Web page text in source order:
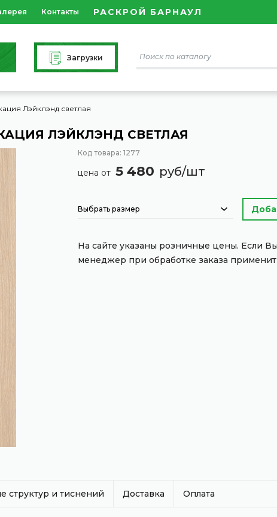
Контакты РАСКРОЙ БАРНАУЛ
Загрузки
Лэйклэнд светлая
ЛЭЙКЛЭНД СВЕТЛАЯ
Код товара: 1277
цена от 5 480 руб/шт
Выбрать размер
На сайте указаны розничные цены. Если
менеджер при обработке заказа
структур и тиснений Доставка Оплата